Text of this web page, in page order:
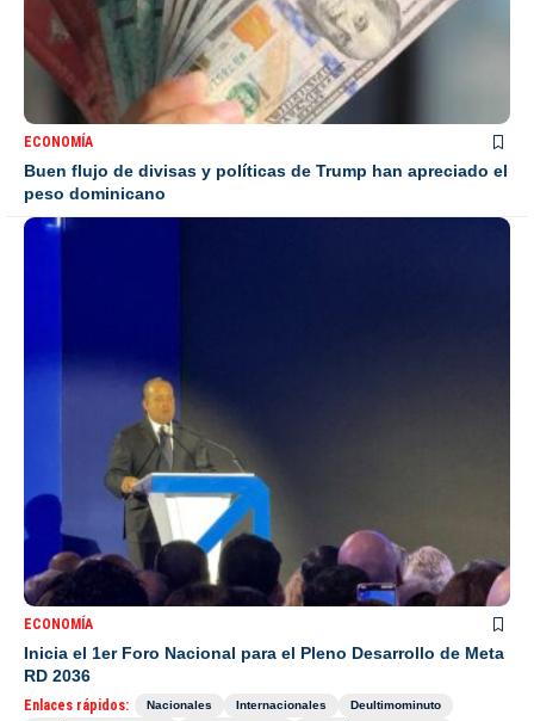
ECONOMÍA
Buen flujo de divisas y políticas de Trump han apreciado el
peso dominicano
ECONOMÍA
Inicia el 1er Foro Nacional para el Pleno Desarrollo de Meta
RD 2036
Enlaces rápidos: Nacionales Internacionales
Deultimominuto